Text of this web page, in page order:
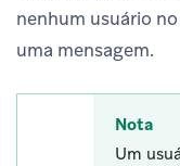
nenhum usuário
uma mensagem.
Nota
Um